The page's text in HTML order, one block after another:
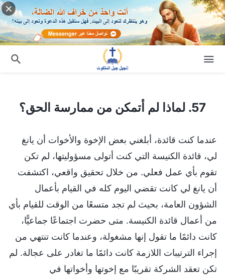
57. لماذا لم أتمكن من ممارسة الحق؟
عندما كنت قائدة، أبلغني بعض الإخوة والأخوات أن يانغ
لي، قائدة الكنيسة التي كنت أتولى مسؤوليتها، لم تكن
تقوم بأي عمل فعلي. من خلال تحقيق واقعي، اكتشفت
أن يانغ لي كانت تقضي اليوم كله في القيام بأعمال
الشؤون العامة، بحيث لم تجد متسعًا من الوقت للقيام بأي
من أعمال قائدة الكنيسة. متى حضرت اجتماعًا جماعيًّا،
كانت دائمًا ما تقول إنها مشغولة، وعندما كانت تنتهي من
إجراء الترتيبات اللازمة كانت دائمًا ما تغادر على عجالة. لم
تكن تعقد الشركة تقريبًا مع إخوتها وأخواتها في